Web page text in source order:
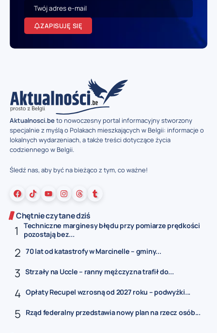
ZAPISUJĘ SIĘ
Aktualnosci.beto nowoczesny portal informacyjny stworzony
specjalnie z myślą o Polakach mieszkających w Belgii: informacje o
lokalnych wydarzeniach, a także treści dotyczące życia
codziennego w Belgii.
Śledź nas, aby być na bieżąco z tym, co ważne!
Chętnie czytane dziś
Techniczne marginesy błędu przy pomiarze prędkości
pozostają bez...
70 lat od katastrofy w Marcinelle – gminy...
Strzały na Uccle – ranny mężczyzna trafił do...
Opłaty Recupel wzrosną od 2027 roku – podwyżki...
Rząd federalny przedstawia nowy plan na rzecz osób...